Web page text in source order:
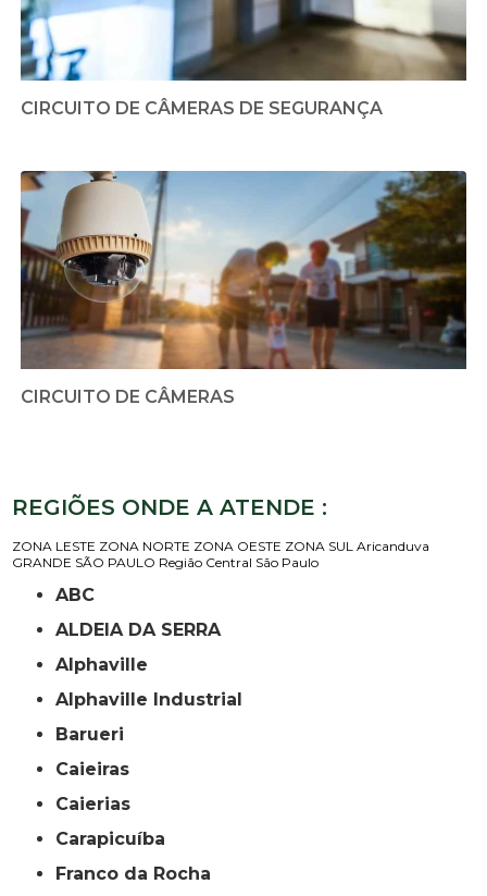
CIRCUITO DE CÂMERAS DE SEGURANÇA
CIRCUITO DE CÂMERAS
REGIÕES ONDE A ATENDE :
ZONA LESTE ZONA NORTE ZONA OESTE ZONA SUL Aricanduva
GRANDE SÃO PAULO Região Central São Paulo
ABC
ALDEIA DA SERRA
Alphaville
Alphaville Industrial
Barueri
Caieiras
Caierias
Carapicuíba
Franco da Rocha